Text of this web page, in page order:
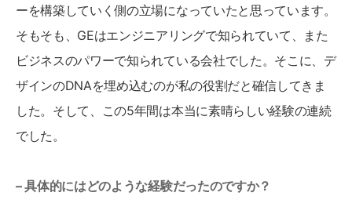
ーを構築していく側の立場になっていたと思っています。
そもそも、GEはエンジニアリングで知られていて、また
ビジネスのパワーで知られている会社でした。そこに、デ
ザインのDNAを埋め込むのが私の役割だと確信してきま
した。そして、この5年間は本当に素晴らしい経験の連続
でした。
– 具体的にはどのような経験だったのですか？